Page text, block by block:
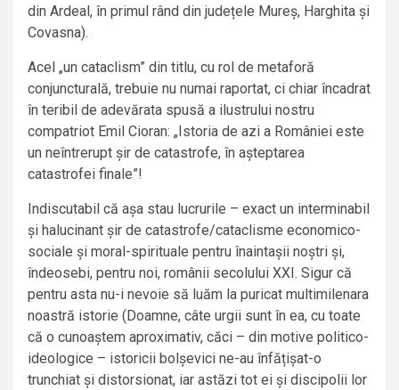
din Ardeal, în primul rând din județele Mureș, Harghita și
Covasna).
Acel „un cataclism” din titlu, cu rol de metaforă
conjuncturală, trebuie nu numai raportat, ci chiar încadrat
în teribil de adevărata spusă a ilustrului nostru
compatriot Emil Cioran: „Istoria de azi a României este
un neîntrerupt șir de catastrofe, în așteptarea
catastrofei finale”!
Indiscutabil că așa stau lucrurile – exact un interminabil
și halucinant șir de catastrofe/cataclisme economico-
sociale și moral-spirituale pentru înaintașii noștri și,
îndeosebi, pentru noi, românii secolului XXI. Sigur că
pentru asta nu-i nevoie să luăm la puricat multimilenara
noastră istorie (Doamne, câte urgii sunt în ea, cu toate
că o cunoaștem aproximativ, căci – din motive politico-
ideologice – istoricii bolșevici ne-au înfățișat-o
trunchiat și distorsionat, iar astăzi tot ei și discipolii lor